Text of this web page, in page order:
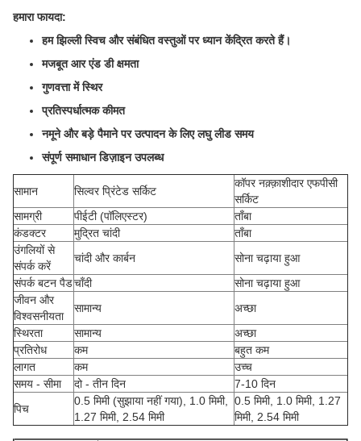
हमारा फायदा:
हम झिल्ली स्विच और संबंधित वस्तुओं पर ध्यान केंद्रित करते हैं।
मजबूत आर एंड डी क्षमता
गुणवत्ता में स्थिर
प्रतिस्पर्धात्मक कीमत
नमूने और बड़े पैमाने पर उत्पादन के लिए लघु लीड समय
संपूर्ण समाधान डिज़ाइन उपलब्ध
सामान सिल्वर प्रिंटेड सर्किट
कॉपर नक़्क़ाशीदार एफपीसी
सर्किट
सामग्री
पीईटी (पॉलिएस्टर)
ताँबा
कंडक्टर
मुद्रित चांदी
ताँबा
उंगलियों से
संपर्क करें
चांदी और कार्बन
सोना चढ़ाया हुआ
संपर्क बटन पैडचाँदी
सोना चढ़ाया हुआ
जीवन और
विश्वसनीयता
सामान्य
अच्छा
स्थिरता
सामान्य
अच्छा
प्रतिरोध
कम
बहुत कम
लागत
कम
उच्च
समय - सीमा
दो - तीन दिन
7-10 दिन
पिच
0.5 मिमी (सुझाया नहीं गया), 1.0 मिमी,
1.27 मिमी, 2.54 मिमी
0.5 मिमी, 1.0 मिमी, 1.27
मिमी, 2.54 मिमी